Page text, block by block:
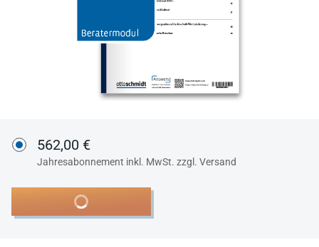
562,00 €
Jahresabonnement inkl. MwSt. zzgl. Versand
In den Warenkorb